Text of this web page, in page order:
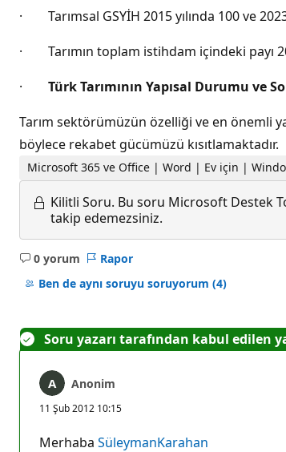
· Tarımsal GSYİH 2015 yılında 100 ve
· Tarımın toplam istihdam içindeki payı
· Türk Tarımının Yapısal Durumu ve
Tarım sektörümüzün özelliği ve en önemli
böylece rekabet gücümüzü kısıtlamaktadır.
Microsoft 365 ve Office | Word | Ev için |
Kilitli Soru. Bu soru Microsoft Destek
takip edemezsiniz.
0 yorum
Açıklama
yok
Rapor
Ben de aynı soruyu soruyorum (4)
Soru yazarı tarafından kabul edilen
Anonim
11 Şub 2012 10:15
Merhaba SüleymanKarahan